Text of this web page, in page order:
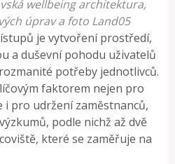
wellbeing architektura,
úprav a foto Land05
je vytvoření prostředí,
a duševní pohodu uživatelů
potřeby jednotlivců.
faktorem nejen pro
i pro udržení zaměstnanců,
podle nichž až dvě
které se zaměřuje na